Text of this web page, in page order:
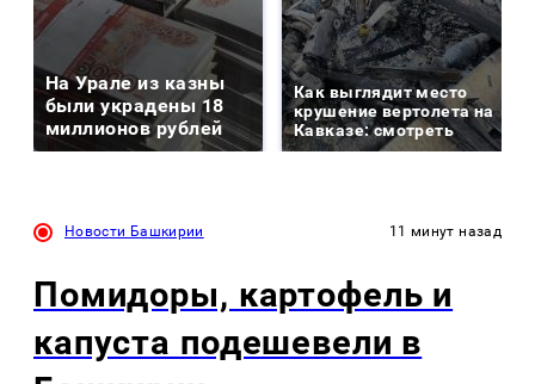
На Урале из казны
были украдены 18
миллионов рублей
Как выглядит место
крушение вертолета на
Кавказе: смотреть
Новости Башкирии 11 минут назад
Помидоры, картофель и
капуста подешевели в